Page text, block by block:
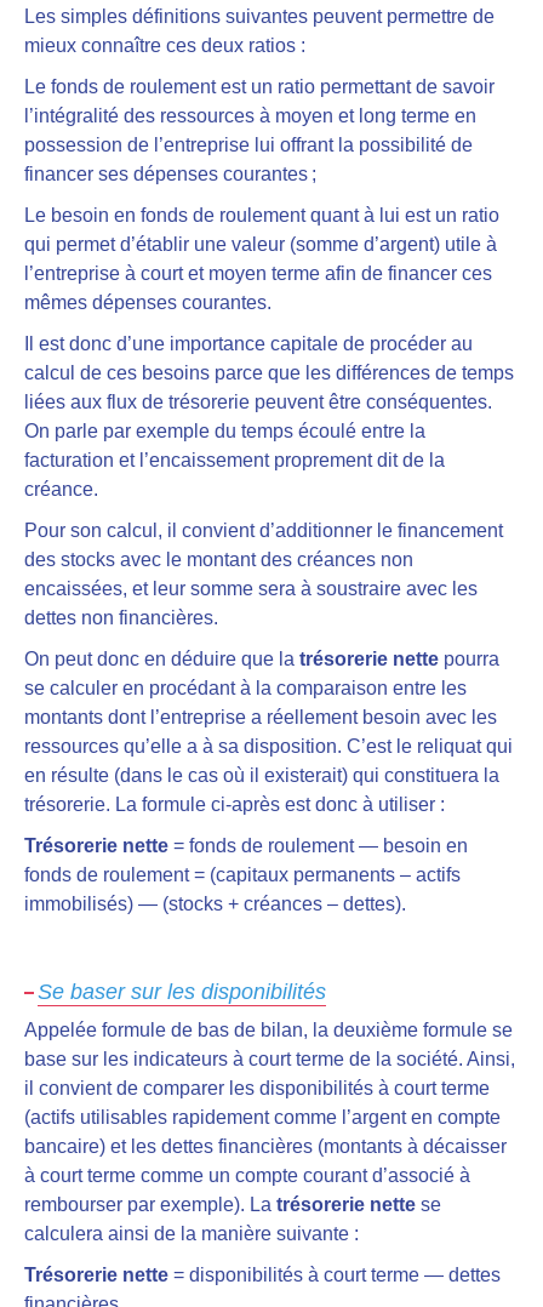
Les simples définitions suivantes peuvent permettre de
mieux connaître ces deux ratios :
Le fonds de roulement est un ratio permettant de savoir
l’intégralité des ressources à moyen et long terme en
possession de l’entreprise lui offrant la possibilité de
financer ses dépenses courantes ;
Le besoin en fonds de roulement quant à lui est un ratio
qui permet d’établir une valeur (somme d’argent) utile à
l’entreprise à court et moyen terme afin de financer ces
mêmes dépenses courantes.
Il est donc d’une importance capitale de procéder au
calcul de ces besoins parce que les différences de temps
liées aux flux de trésorerie peuvent être conséquentes.
On parle par exemple du temps écoulé entre la
facturation et l’encaissement proprement dit de la
créance.
Pour son calcul, il convient d’additionner le financement
des stocks avec le montant des créances non
encaissées, et leur somme sera à soustraire avec les
dettes non financières.
On peut donc en déduire que la trésorerie nette pourra
se calculer en procédant à la comparaison entre les
montants dont l’entreprise a réellement besoin avec les
ressources qu’elle a à sa disposition. C’est le reliquat qui
en résulte (dans le cas où il existerait) qui constituera la
trésorerie. La formule ci-après est donc à utiliser :
Trésorerie nette = fonds de roulement — besoin en
fonds de roulement = (capitaux permanents – actifs
immobilisés) — (stocks + créances – dettes).
Se baser sur les disponibilités
Appelée formule de bas de bilan, la deuxième formule se
base sur les indicateurs à court terme de la société. Ainsi,
il convient de comparer les disponibilités à court terme
(actifs utilisables rapidement comme l’argent en compte
bancaire) et les dettes financières (montants à décaisser
à court terme comme un compte courant d’associé à
rembourser par exemple). La trésorerie nette se
calculera ainsi de la manière suivante :
Trésorerie nette = disponibilités à court terme — dettes